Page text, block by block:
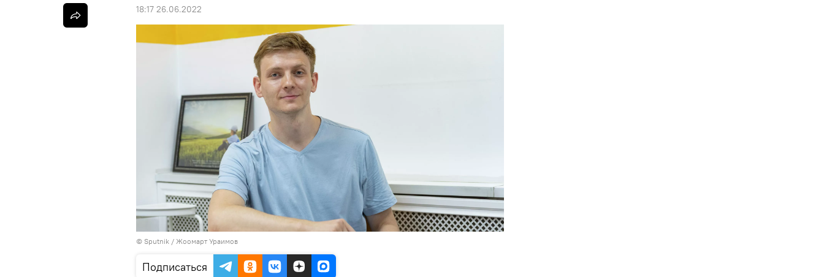
18:17 26.06.2022
© Sputnik / Жоомарт Ураимов
Подписаться